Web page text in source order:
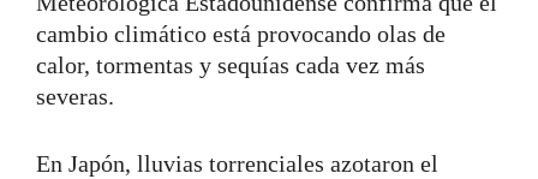
cambio climático está provocando olas de
calor, tormentas y sequías cada vez más
severas.
En Japón, lluvias torrenciales azotaron el